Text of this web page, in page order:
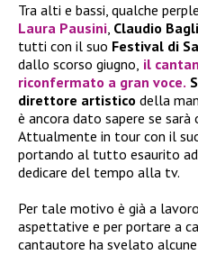
Tra alti e bassi, qualche
Laura Pausini, Claudio
tutti con il suo Festival di
dallo scorso giugno, il
riconfermato a gran voce.
direttore artistico della
è ancora dato sapere se
Attualmente in tour con il
portando al tutto esaurito
dedicare del tempo alla tv.
Per tale motivo è già a
aspettative e per portare a
cantautore ha svelato